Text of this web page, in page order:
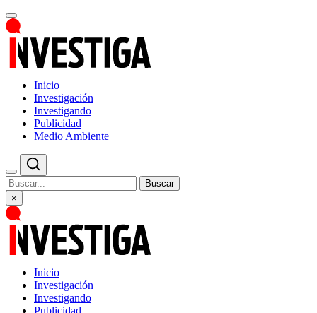
Inicio
Investigación
Investigando
Publicidad
Medio Ambiente
Buscar
×
Inicio
Investigación
Investigando
Publicidad